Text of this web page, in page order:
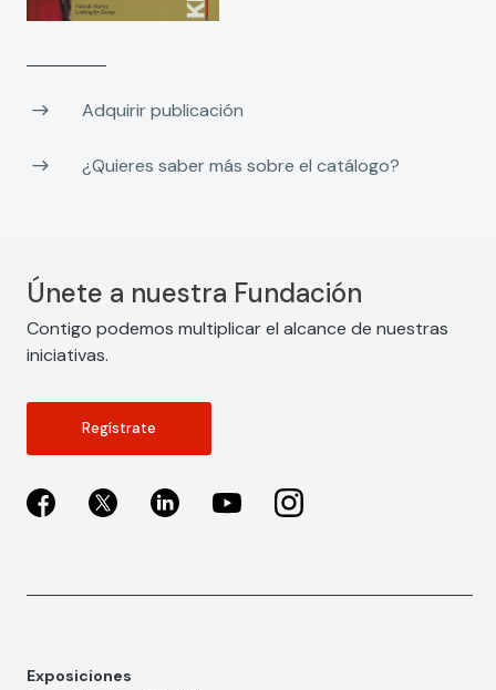
Adquirir publicación
¿Quieres saber más sobre el catálogo?
Únete a nuestra Fundación
Contigo podemos multiplicar el alcance de nuestras
iniciativas.
Regístrate
Exposiciones